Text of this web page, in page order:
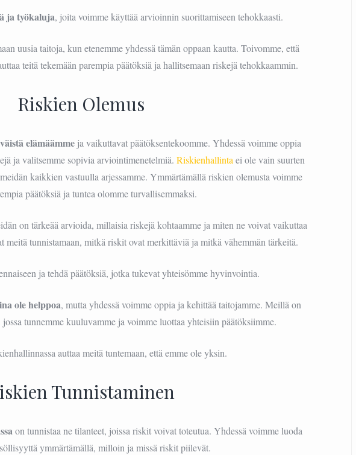
ja työkaluja, joita voimme käyttää arvioinnin suorittamiseen tehokkaasti.
uusia taitoja, kun etenemme yhdessä tämän oppaan kautta. Toivomme, että
teitä tekemään parempia päätöksiä ja hallitsemaan riskejä tehokkaammin.
Riskien Olemus
elämäämmeja vaikuttavat päätöksentekoomme. Yhdessä voimme oppia
ja valitsemme sopivia arviointimenetelmiä.Riskienhallintaei ole vain suurten
kaikkien vastuulla arjessamme. Ymmärtämällä riskien olemusta voimme
päätöksiä ja tuntea olomme turvallisemmaksi.
on tärkeää arvioida, millaisia riskejä kohtaamme ja miten ne voivat vaikuttaa
tunnistamaan, mitkä riskit ovat merkittäviä ja mitkä vähemmän tärkeitä.
ja tehdä päätöksiä, jotka tukevat yhteisömme hyvinvointia.
ole helppoa, mutta yhdessä voimme oppia ja kehittää taitojamme. Meillä on
tunnemme kuuluvamme ja voimme luottaa yhteisiin päätöksiimme.
auttaa meitä tuntemaan, että emme ole yksin.
Tunnistaminen
on tunnistaa ne tilanteet, joissa riskit voivat toteutua. Yhdessä voimme luoda
ymmärtämällä, milloin ja missä riskit piilevät.